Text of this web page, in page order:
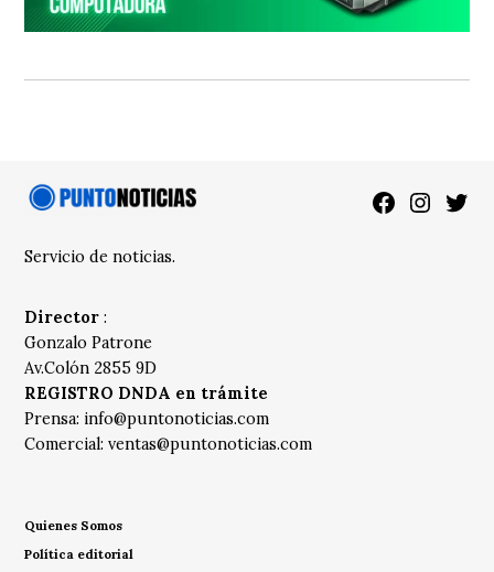
Facebook
Servicio de noticias.
Director :
Gonzalo Patrone
Av.Colón 2855 9D
REGISTRO DNDA en trámite
Prensa: info@puntonoticias.com
Comercial:ventas@puntonoticias.com
Quienes Somos
Política editorial